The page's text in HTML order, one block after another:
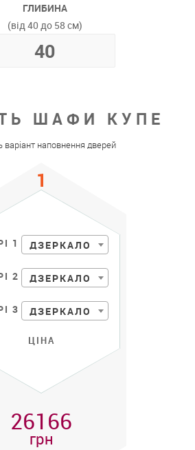
ГЛИБИНА
(від 40 до 58 см)
ШАФИ КУПЕ
варіант наповнення дверей
1 ДЗЕРКАЛО
2 ДЗЕРКАЛО
3 ДЗЕРКАЛО
ЦІНА
26166
грн